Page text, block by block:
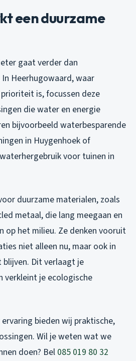
een duurzame
gaat verder dan
Heerhugowaard, waar
is, focussen deze
die water en energie
bijvoorbeeld waterbesparende
in Huygenhoek of
voor tuinen in
duurzame materialen, zoals
metaal, die lang meegaan en
op het milieu. Ze denken vooruit
niet alleen nu, maar ook in
Dit verlaagt je
verkleint je ecologische
bieden wij praktische,
Wil je weten wat we
doen? Bel 085 019 80 32